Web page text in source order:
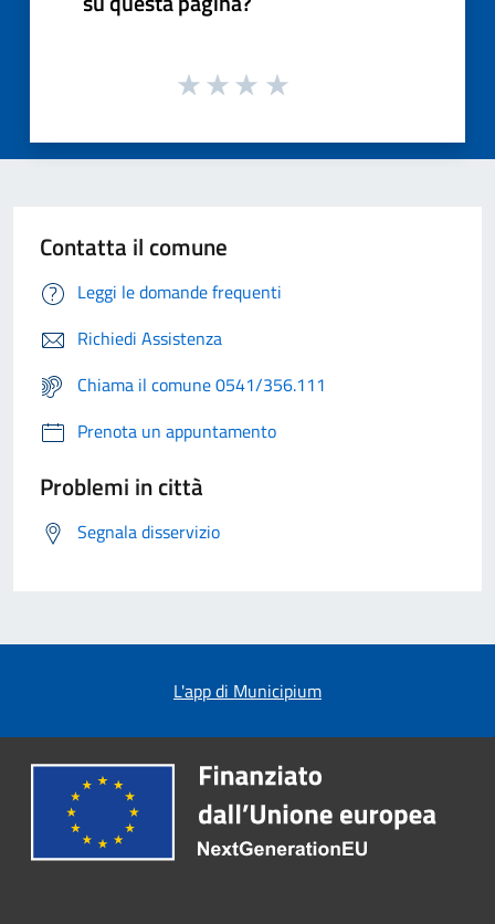
Contatta il comune
Leggi le domande frequenti
Richiedi Assistenza
Chiama il comune 0541/356.111
Prenota un appuntamento
Problemi in città
Segnala disservizio
L'app di Municipium